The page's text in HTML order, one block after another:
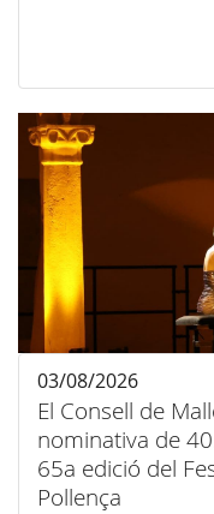
El Consell de
nominativa de
65a edició del
Pollença
03/08/2026